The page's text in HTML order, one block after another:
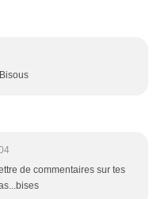
de commentaires sur tes